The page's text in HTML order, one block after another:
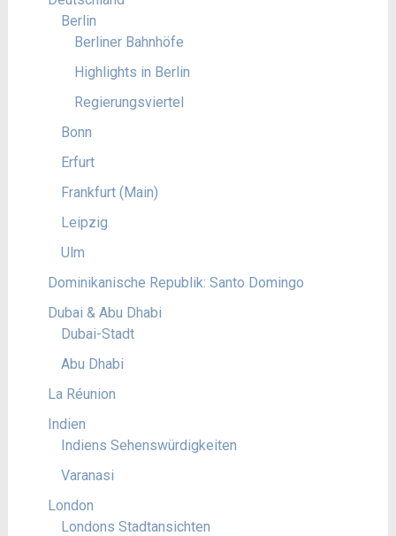
Berlin
Berliner Bahnhöfe
Highlights in Berlin
Regierungsviertel
Bonn
Erfurt
Frankfurt (Main)
Leipzig
Ulm
Dominikanische Republik: Santo Domingo
Dubai & Abu Dhabi
Dubai-Stadt
Abu Dhabi
La Réunion
Indien
Indiens Sehenswürdigkeiten
Varanasi
London
Londons Stadtansichten